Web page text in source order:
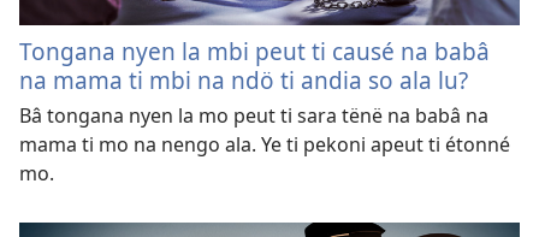
Tongana nyen la mbi peut ti causé na babâ
na mama ti mbi na ndö ti andia so ala lu?
Bâ tongana nyen la mo peut ti sara tënë na babâ na
mama ti mo na nengo ala. Ye ti pekoni apeut ti étonné
mo.